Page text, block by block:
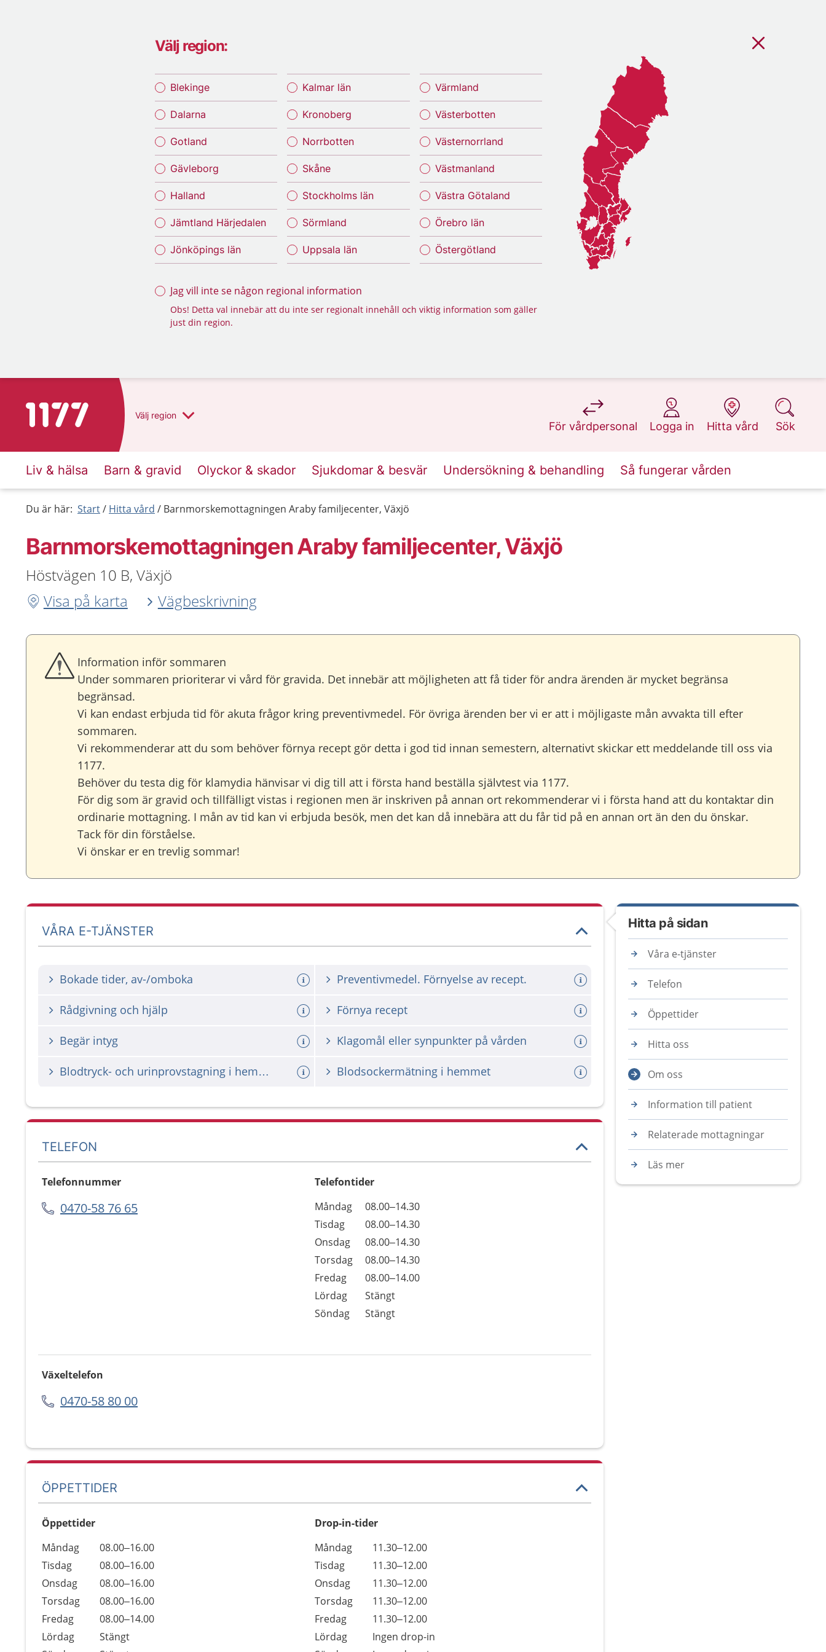
Välj region:
Blekinge
Dalarna
Gotland
Gävleborg
Halland
Jämtland Härjedalen
Jönköpings län
Kalmar län
Kronoberg
Norrbotten
Skåne
Stockholms län
Sörmland
Uppsala län
Värmland
Västerbotten
Västernorrland
Västmanland
Västra Götaland
Örebro län
Östergötland
Jag vill inte se någon regional information
Obs! Detta val innebär att du inte ser regionalt innehåll och viktig information som gäller
just din region.
Till startsidan för 1177 Välj region
För vårdpersonal
på 1177.se
Logga in
på 1177.se
Hitta vård
på 1177.se
Sök
på 1177.se
Liv & hälsa Barn & gravid Olyckor & skador Sjukdomar & besvär Undersökning & behandling Så fungerar vården
Du är här: Start Hitta vård Barnmorskemottagningen Araby familjecenter, Växjö
Barnmorskemottagningen Araby familjecenter, Växjö
Höstvägen 10 B, Växjö
Visa på karta
Vägbeskrivning
Information inför sommaren
Under sommaren prioriterar vi vård för gravida. Det innebär att möjligheten att få tider för andra ärenden är mycket begränsa
begränsad.
Vi kan endast erbjuda tid för akuta frågor kring preventivmedel. För övriga ärenden ber vi er att i möjligaste mån avvakta till efter
sommaren.
Vi rekommenderar att du som behöver förnya recept gör detta i god tid innan semestern, alternativt skickar ett meddelande till oss via
1177.
Behöver du testa dig för klamydia hänvisar vi dig till att i första hand beställa självtest via 1177.
För dig som är gravid och tillfälligt vistas i regionen men är inskriven på annan ort rekommenderar vi i första hand att du kontaktar din
ordinarie mottagning. I mån av tid kan vi erbjuda besök, men det kan då innebära att du får tid på en annan ort än den du önskar.
Tack för din förståelse.
Vi önskar er en trevlig sommar!
VÅRA E-TJÄNSTER
Bokade tider, av-/omboka Preventivmedel. Förnyelse av recept.
Rådgivning och hjälp Förnya recept
Begär intyg Klagomål eller synpunkter på vården
Blodtryck- och urinprovstagning i hemmet Blodsockermätning i hemmet
TELEFON
Telefonnummer
0470-58 76 65
Telefontider
Dag
Öppettider
Kommentarer
Måndag
08.00–14.30
Tisdag
08.00–14.30
Onsdag
08.00–14.30
Torsdag
08.00–14.30
Fredag
08.00–14.00
Lördag
Stängt
Söndag
Stängt
Växeltelefon
0470-58 80 00
ÖPPETTIDER
Öppettider
Dag
Öppettider
Kommentarer
Måndag
08.00–16.00
Tisdag
08.00–16.00
Onsdag
08.00–16.00
Torsdag
08.00–16.00
Fredag
08.00–14.00
Lördag
Stängt
Drop-in-tider
Måndag
11.30–12.00
Tisdag
11.30–12.00
Onsdag
11.30–12.00
Torsdag
11.30–12.00
Fredag
11.30–12.00
Lördag
Ingen drop-in
Hitta på sidan
Våra e-tjänster
Telefon
Öppettider
Hitta oss
Om oss
Information till patient
Relaterade mottagningar
Läs mer